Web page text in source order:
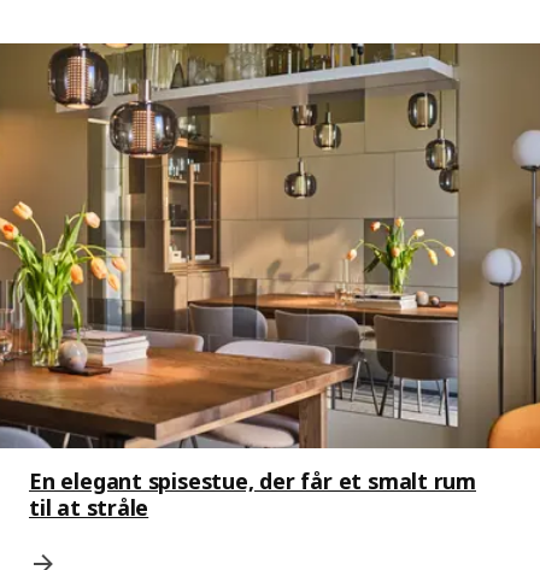
En elegant spisestue, der får et smalt rum
til at stråle